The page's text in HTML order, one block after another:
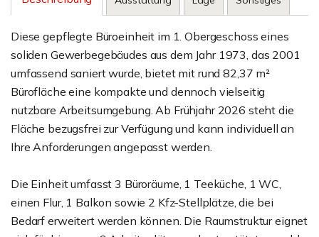
Diese gepflegte Büroeinheit im 1. Obergeschoss eines
soliden Gewerbegebäudes aus dem Jahr 1973, das 2001
umfassend saniert wurde, bietet mit rund 82,37 m²
Bürofläche eine kompakte und dennoch vielseitig
nutzbare Arbeitsumgebung. Ab Frühjahr 2026 steht die
Fläche bezugsfrei zur Verfügung und kann individuell an
Ihre Anforderungen angepasst werden.
Die Einheit umfasst 3 Büroräume, 1 Teeküche, 1 WC,
einen Flur, 1 Balkon sowie 2 Kfz-Stellplätze, die bei
Bedarf erweitert werden können. Die Raumstruktur eignet